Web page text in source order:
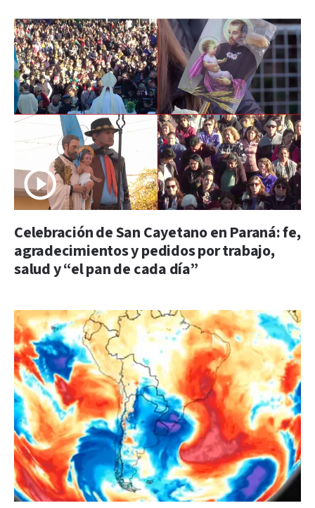
Celebración de San Cayetano en Paraná: fe,
agradecimientos y pedidos por trabajo,
salud y “el pan de cada día”